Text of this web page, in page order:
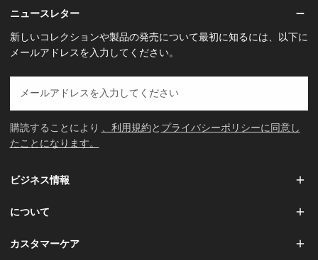
ニュースレター
新しいコレクションや製品の発売について最初に知るには、以下に
メールアドレスを入力してください。
ー
ル
購読することにより 、利用規約と プライバシーポリシーに同意し
たことになります。
ビジネス情報
について
カスタマーケア